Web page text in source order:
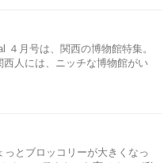
月号は、関西の博物館特集。
人には、ニッチな博物館がい
ブロッコリーが大きくなっ